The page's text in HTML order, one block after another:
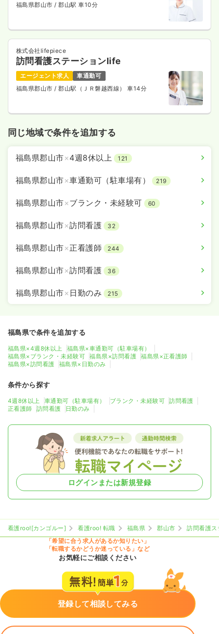
福島県郡山市/ 郡山駅 車10分
株式会社lifepiece
訪問看護ステーションlife
エージェント求人
車通勤可
福島県郡山市/ 郡山駅（ＪＲ磐越西線） 車14分
同じ地域で条件を追加する
福島県郡山市×4週8休以上 121
福島県郡山市×車通勤可（駐車場有） 219
福島県郡山市×ブランク・未経験可 60
福島県郡山市×訪問看護 32
福島県郡山市×正看護師 244
福島県郡山市×訪問看護 36
福島県郡山市× 日勤のみ 215
福島県で条件を追加する
福島県×4週8休以上
福島県×車通勤可（駐車場有）
福島県×ブランク・未経験可
福島県×訪問看護
福島県×正看護師
福島県×訪問看護
福島県×日勤のみ
条件から探す
4週8休以上 車通勤可（駐車場有） ブランク・未経験可
訪問看護
正看護師
訪問看護 日勤のみ
ログインまたは新規登録
看護roo![カンゴルー] 看護roo! 転職 福島県 郡山市
訪問看護
「希望に合う求人があるか知りたい」
「転職するかどうか迷っている」など
お気軽にご相談ください
登録して相談してみる